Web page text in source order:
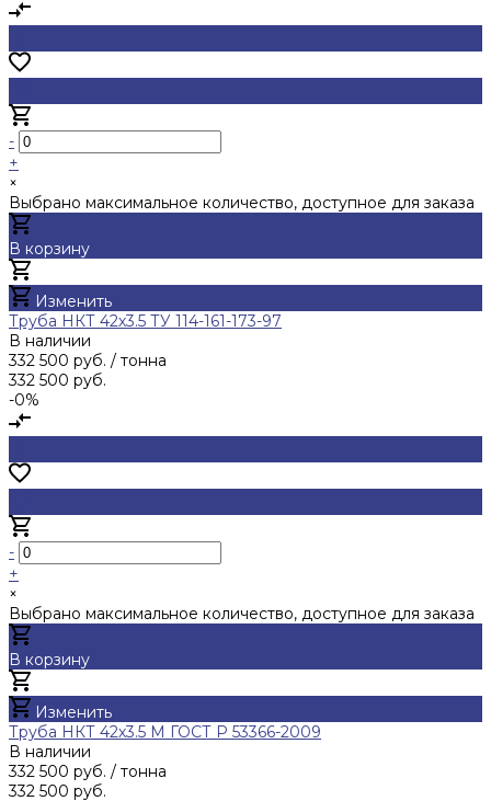
-
+
×
Выбрано максимальное количество, доступное для заказа
В корзину
Изменить
Труба НКТ 42х3.5 ТУ 114-161-173-97
В наличии
332 500 руб. / тонна
332 500 руб.
-0%
-
+
×
Выбрано максимальное количество, доступное для заказа
В корзину
Изменить
Труба НКТ 42х3.5 М ГОСТ Р 53366-2009
В наличии
332 500 руб. / тонна
332 500 руб.